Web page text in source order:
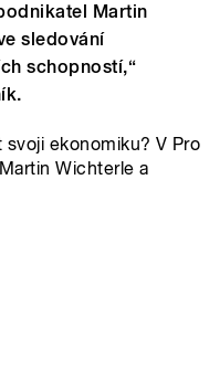
Martin
sledování
schopností,“
svoji ekonomiku? V Pro
Wichterle a